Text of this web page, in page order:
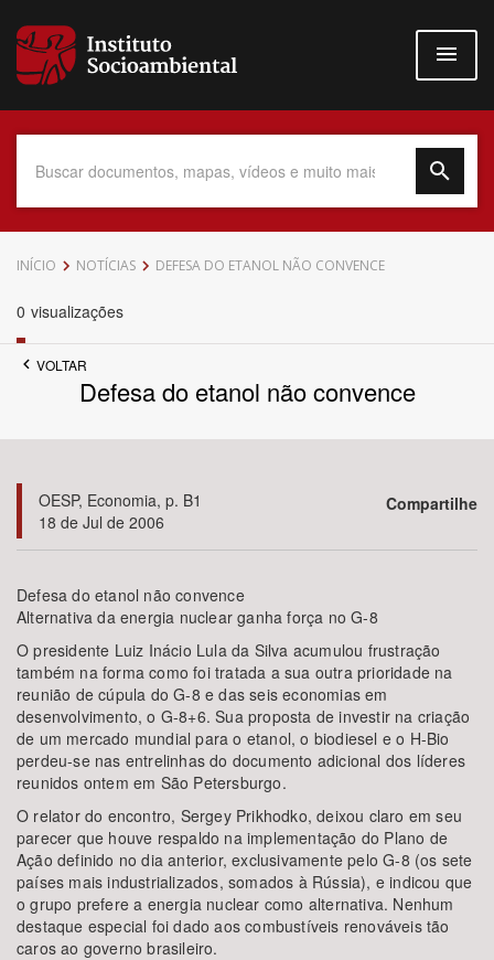
para
conteúdo
Data do Documento
Até
Povo Indígena
Bioma / Bacia
Tema
Subtema
Área de Levantamento
Área Protegida
BUSCAR
INÍCIO NOTÍCIAS DEFESA DO ETANOL NÃO CONVENCE
0 visualizações
VOLTAR
Defesa do etanol não convence
OESP, Economia, p. B1
18 de Jul de 2006
Compartilhe
Defesa do etanol não convence
Alternativa da energia nuclear ganha força no G-8
O presidente Luiz Inácio Lula da Silva acumulou frustração
também na forma como foi tratada a sua outra prioridade na
reunião de cúpula do G-8 e das seis economias em
desenvolvimento, o G-8+6. Sua proposta de investir na criação
de um mercado mundial para o etanol, o biodiesel e o H-Bio
perdeu-se nas entrelinhas do documento adicional dos líderes
reunidos ontem em São Petersburgo.
O relator do encontro, Sergey Prikhodko, deixou claro em seu
parecer que houve respaldo na implementação do Plano de
Ação definido no dia anterior, exclusivamente pelo G-8 (os sete
países mais industrializados, somados à Rússia), e indicou que
o grupo prefere a energia nuclear como alternativa. Nenhum
destaque especial foi dado aos combustíveis renováveis tão
caros ao governo brasileiro.